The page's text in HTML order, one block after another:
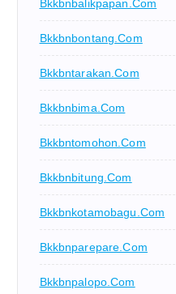
Bkkbnbalikpapan.com
Bkkbnbontang.com
Bkkbntarakan.com
Bkkbnbima.com
Bkkbntomohon.com
Bkkbnbitung.com
Bkkbnkotamobagu.com
Bkkbnparepare.com
Bkkbnpalopo.com